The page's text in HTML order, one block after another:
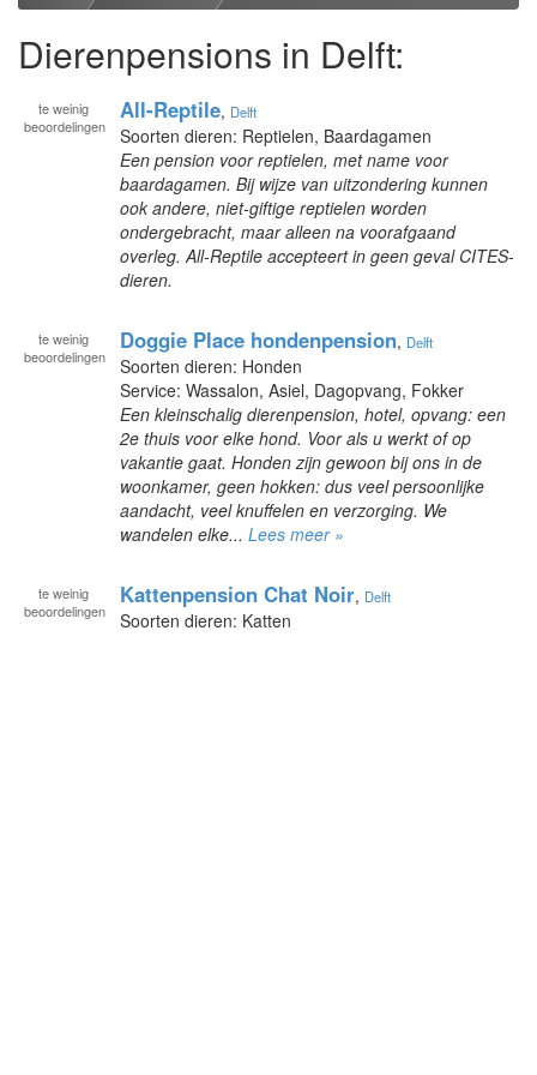
Dierenpensions in Delft:
te weinig
beoordelingen
All-Reptile, Delft
Soorten dieren: Reptielen, Baardagamen
Een pension voor reptielen, met name voor
baardagamen. Bij wijze van uitzondering kunnen
ook andere, niet-giftige reptielen worden
ondergebracht, maar alleen na voorafgaand
overleg. All-Reptile accepteert in geen geval CITES-
dieren.
te weinig
beoordelingen
Doggie Place hondenpension, Delft
Soorten dieren: Honden
Service: Wassalon, Asiel, Dagopvang, Fokker
Een kleinschalig dierenpension, hotel, opvang: een
2e thuis voor elke hond. Voor als u werkt of op
vakantie gaat. Honden zijn gewoon bij ons in de
woonkamer, geen hokken: dus veel persoonlijke
aandacht, veel knuffelen en verzorging. We
wandelen elke... Lees meer »
te weinig
beoordelingen
Kattenpension Chat Noir, Delft
Soorten dieren: Katten